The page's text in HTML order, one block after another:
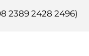
2389 2428 2496)